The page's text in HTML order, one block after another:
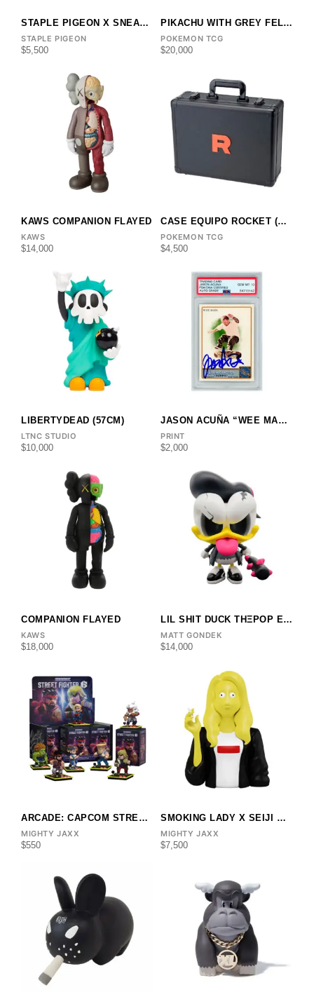
STAPLE PIGEON X SNEAKER CON
STAPLE PIGEON
$5,500
PIKACHU WITH GREY FELT HAT PSA 9
POKEMON TCG
$20,000
KAWS COMPANION FLAYED
KAWS
$14,000
CASE EQUIPO ROCKET (SIN BOOSTERBOX)
POKEMON TCG
$4,500
LIBERTYDEAD (57CM)
LTNC STUDIO
$10,000
JASON ACUÑA “WEE MAN” X TOPPS ALLEN & GINTER
PRINT
$2,000
COMPANION FLAYED
KAWS
$18,000
LIL SHIT DUCK THΞPOP EXCLUSIVE
MATT GONDEK
$14,000
ARCADE: CAPCOM STREET FIGHTER SERIES
MIGHTY JAXX
$550
SMOKING LADY X SEIJI MATSUMOTO
MIGHTY JAXX
$7,500